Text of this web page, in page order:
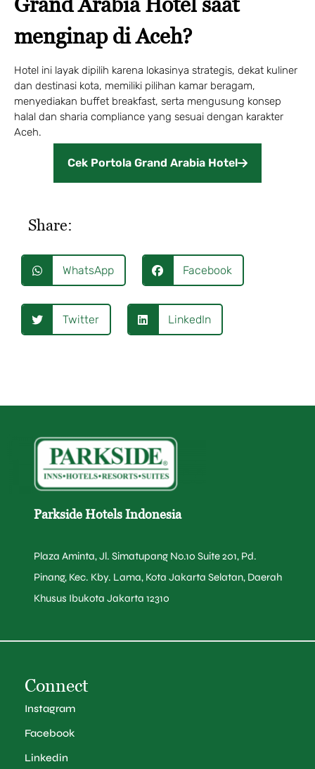
menginap di Aceh?
Hotel ini layak dipilih karena lokasinya strategis, dekat kuliner
dan destinasi kota, memiliki pilihan kamar beragam,
menyediakan buffet breakfast, serta mengusung konsep
halal dan sharia compliance yang sesuai dengan karakter
Aceh.
Cek Portola Grand Arabia Hotel
Share:
WhatsApp Facebook
Twitter LinkedIn
Parkside Hotels Indonesia
Plaza Aminta, Jl. Simatupang No.10 Suite 201, Pd.
Pinang, Kec. Kby. Lama, Kota Jakarta Selatan, Daerah
Khusus Ibukota Jakarta 12310
Connect
Instagram
Facebook
Linkedin